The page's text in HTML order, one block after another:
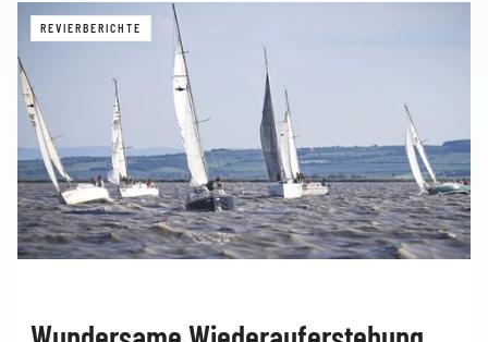
REVIERBERICHTE